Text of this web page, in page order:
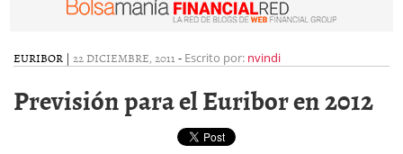
EURIBOR | 22 DICIEMBRE, 2011 - Escrito por: nvindi
Previsión para el Euribor en 2012